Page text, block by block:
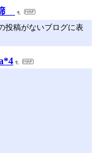
投稿がないブログに表